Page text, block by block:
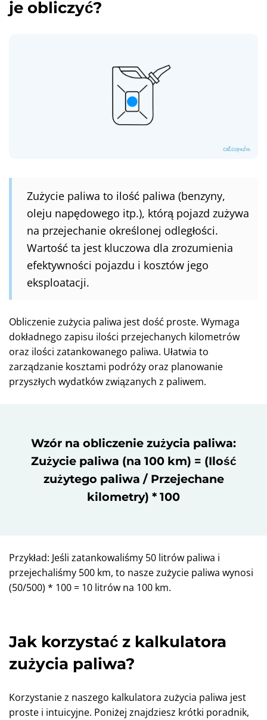
je obliczyć?
Zużycie paliwa to ilość paliwa (benzyny,
oleju napędowego itp.), którą pojazd zużywa
na przejechanie określonej odległości.
Wartość ta jest kluczowa dla zrozumienia
efektywności pojazdu i kosztów jego
eksploatacji.
Obliczenie zużycia paliwa jest dość proste. Wymaga
dokładnego zapisu ilości przejechanych kilometrów
oraz ilości zatankowanego paliwa. Ułatwia to
zarządzanie kosztami podróży oraz planowanie
przyszłych wydatków związanych z paliwem.
Wzór na obliczenie zużycia paliwa:
Zużycie paliwa (na 100 km) = (Ilość
zużytego paliwa / Przejechane
kilometry) * 100
Przykład: Jeśli zatankowaliśmy 50 litrów paliwa i
przejechaliśmy 500 km, to nasze zużycie paliwa wynosi
(50/500) * 100 = 10 litrów na 100 km.
Jak korzystać z kalkulatora
zużycia paliwa?
Korzystanie z naszego kalkulatora zużycia paliwa jest
proste i intuicyjne. Poniżej znajdziesz krótki poradnik,